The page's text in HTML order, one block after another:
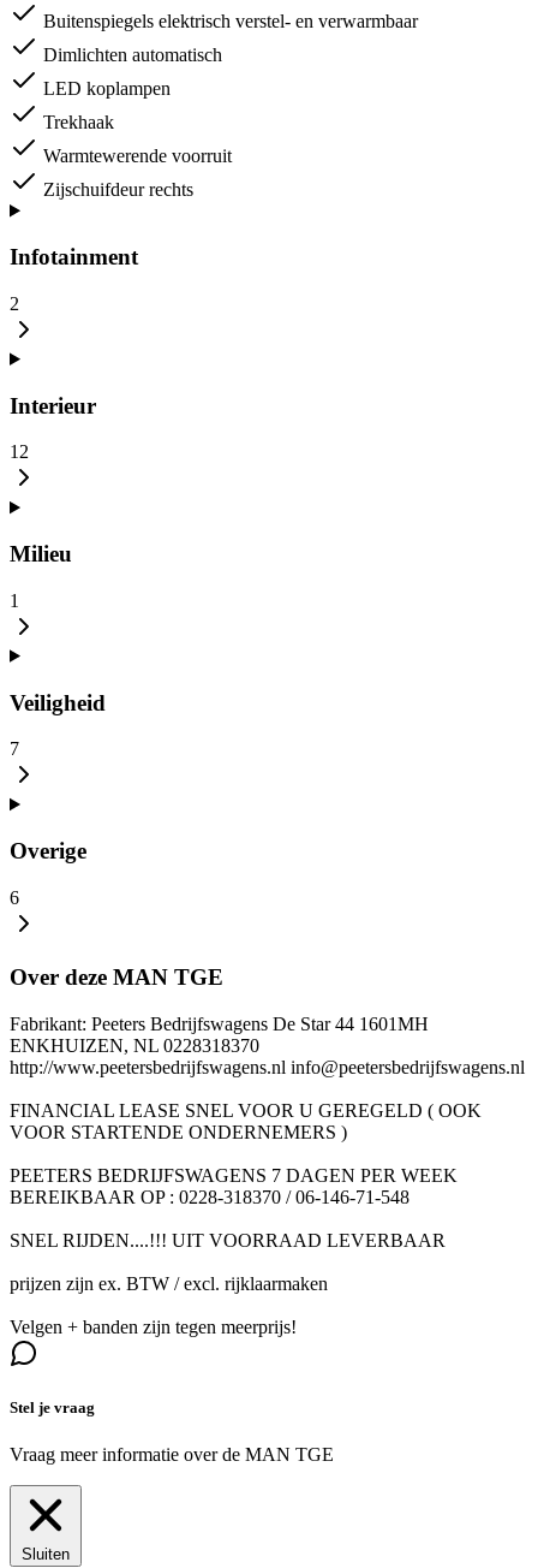
Buitenspiegels elektrisch verstel- en verwarmbaar
Dimlichten automatisch
LED koplampen
Trekhaak
Warmtewerende voorruit
Zijschuifdeur rechts
Infotainment
2
Interieur
12
Milieu
1
Veiligheid
7
Overige
6
Over deze MAN TGE
Fabrikant: Peeters Bedrijfswagens De Star 44 1601MH
ENKHUIZEN, NL 0228318370
http://www.peetersbedrijfswagens.nl info@peetersbedrijfswagens.nl
FINANCIAL LEASE SNEL VOOR U GEREGELD ( OOK
VOOR STARTENDE ONDERNEMERS )
PEETERS BEDRIJFSWAGENS 7 DAGEN PER WEEK
BEREIKBAAR OP : 0228-318370 / 06-146-71-548
SNEL RIJDEN....!!! UIT VOORRAAD LEVERBAAR
prijzen zijn ex. BTW / excl. rijklaarmaken
Velgen + banden zijn tegen meerprijs!
Stel je vraag
Vraag meer informatie over de MAN TGE
Sluiten